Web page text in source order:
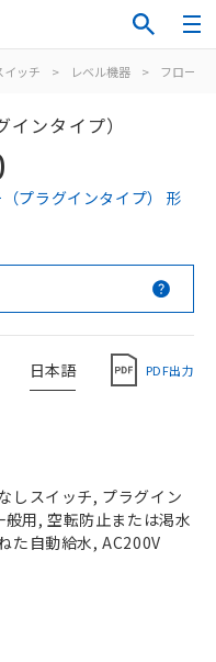
イッチ > レベル機器 > フロート
ンタイプ）
プラグインタイプ） 形
日本語 PDF出力
しスイッチ, プラグイン
般用, 空転防止または渇水
た自動給水, AC200V